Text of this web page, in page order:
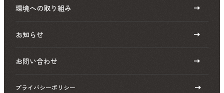
環境への取り組み
お知らせ
お問い合わせ
プライバシーポリシー